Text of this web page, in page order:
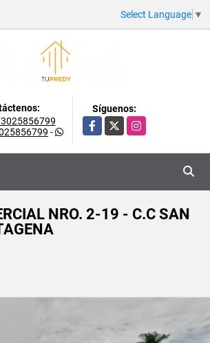
Select Language ▼
-
Síguenos:
Facebook
X Instagram
NRO. 2-19 - C.C SAN